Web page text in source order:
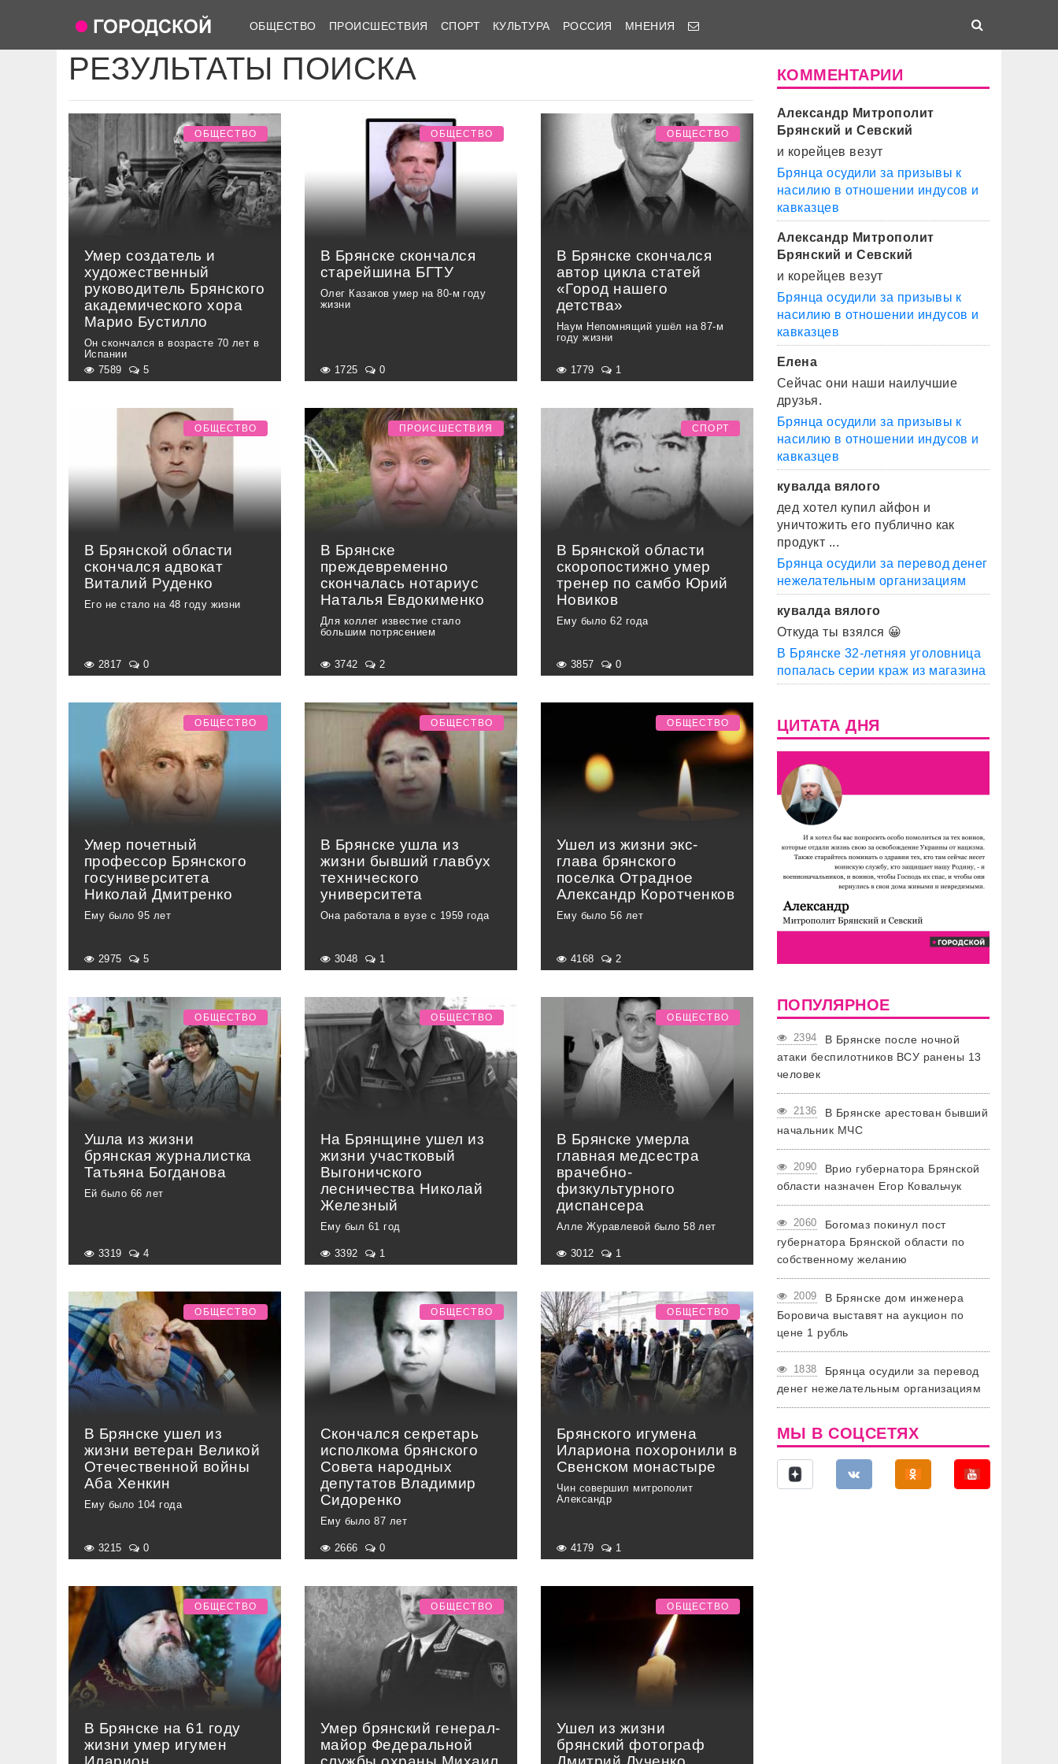
ОБЩЕСТВО ПРОИСШЕСТВИЯ СПОРТ КУЛЬТУРА РОССИЯ МНЕНИЯ
РЕЗУЛЬТАТЫ ПОИСКА
Умер создатель и
художественный
руководитель Брянского
академического хора
Марио Бустилло
Он скончался в возрасте 70 лет в
Испании
ОБЩЕСТВО
7589 5
В Брянске скончался
старейшина БГТУ
Олег Казаков умер на 80-м году
жизни
ОБЩЕСТВО
1725 0
В Брянске скончался
автор цикла статей
«Город нашего
детства»
Наум Непомнящий ушёл на 87-м
году жизни
ОБЩЕСТВО
1779 1
В Брянской области
скончался адвокат
Виталий Руденко
Его не стало на 48 году жизни
ОБЩЕСТВО
2817 0
В Брянске
преждевременно
скончалась нотариус
Наталья Евдокименко
Для коллег известие стало
большим потрясением
ПРОИСШЕСТВИЯ
3742 2
В Брянской области
скоропостижно умер
тренер по самбо Юрий
Новиков
Ему было 62 года
СПОРТ
3857 0
Умер почетный
профессор Брянского
госуниверситета
Николай Дмитренко
Ему было 95 лет
ОБЩЕСТВО
2975 5
В Брянске ушла из
жизни бывший главбух
технического
университета
Она работала в вузе с 1959 года
ОБЩЕСТВО
3048 1
Ушел из жизни экс-
глава брянского
поселка Отрадное
Александр Коротченков
Ему было 56 лет
ОБЩЕСТВО
4168 2
Ушла из жизни
брянская журналистка
Татьяна Богданова
Ей было 66 лет
ОБЩЕСТВО
3319 4
На Брянщине ушел из
жизни участковый
Выгоничского
лесничества Николай
Железный
Ему был 61 год
ОБЩЕСТВО
3392 1
В Брянске умерла
главная медсестра
врачебно-
физкультурного
диспансера
Алле Журавлевой было 58 лет
ОБЩЕСТВО
3012 1
В Брянске ушел из
жизни ветеран Великой
Отечественной войны
Аба Хенкин
Ему было 104 года
ОБЩЕСТВО
3215 0
Скончался секретарь
исполкома брянского
Совета народных
депутатов Владимир
Сидоренко
Ему было 87 лет
ОБЩЕСТВО
2666 0
Брянского игумена
Илариона похоронили в
Свенском монастыре
Чин совершил митрополит
Александр
ОБЩЕСТВО
4179 1
В Брянске на 61 году
жизни умер игумен
ОБЩЕСТВО
Умер брянский генерал-
майор Федеральной
ОБЩЕСТВО
Ушел из жизни
брянский фотограф
ОБЩЕСТВО
КОММЕНТАРИИ
Александр Митрополит
Брянский и Севский
и корейцев везут
Брянца осудили за призывы к
насилию в отношении индусов и
кавказцев
Александр Митрополит
Брянский и Севский
и корейцев везут
Брянца осудили за призывы к
насилию в отношении индусов и
кавказцев
Елена
Сейчас они наши наилучшие
друзья.
Брянца осудили за призывы к
насилию в отношении индусов и
кавказцев
кувалда вялого
дед хотел купил айфон и
уничтожить его публично как
продукт ...
Брянца осудили за перевод денег
нежелательным организациям
кувалда вялого
Откуда ты взялся 😀
В Брянске 32-летняя уголовница
попалась серии краж из магазина
ЦИТАТА ДНЯ
ПОПУЛЯРНОЕ
2394
В Брянске после ночной
атаки беспилотников ВСУ ранены 13
человек
2136
В Брянске арестован бывший
начальник МЧС
2090
Врио губернатора Брянской
области назначен Егор Ковальчук
2060
Богомаз покинул пост
губернатора Брянской области по
собственному желанию
2009
В Брянске дом инженера
Боровича выставят на аукцион по
цене 1 рубль
1838
Брянца осудили за перевод
денег нежелательным организациям
МЫ В СОЦСЕТЯХ